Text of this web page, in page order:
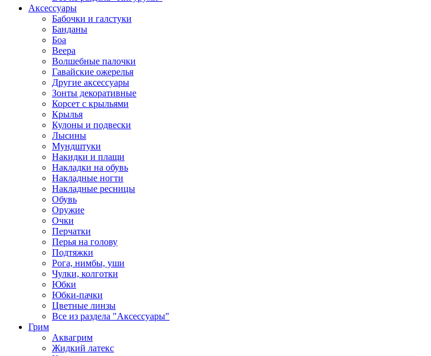
Аксессуары
Бабочки и галстуки
Банданы
Боа
Веера
Волшебные палочки
Гавайские ожерелья
Другие аксессуары
Зонты декоративные
Корсет с крыльями
Крылья
Кулоны и подвески
Лысины
Мундштуки
Накидки и плащи
Накладки на обувь
Накладные ногти
Накладные ресницы
Обувь
Оружие
Очки
Перчатки
Перья на голову
Подтяжки
Рога, нимбы, уши
Чулки, колготки
Юбки
Юбки-пачки
Цветные линзы
Все из раздела "Аксессуары"
Грим
Аквагрим
Жидкий латекс